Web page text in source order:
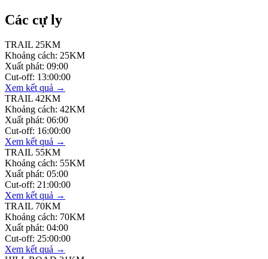
Các cự ly
TRAIL 25KM
Khoảng cách: 25KM
Xuất phát: 09:00
Cut-off: 13:00:00
Xem kết quả →
TRAIL 42KM
Khoảng cách: 42KM
Xuất phát: 06:00
Cut-off: 16:00:00
Xem kết quả →
TRAIL 55KM
Khoảng cách: 55KM
Xuất phát: 05:00
Cut-off: 21:00:00
Xem kết quả →
TRAIL 70KM
Khoảng cách: 70KM
Xuất phát: 04:00
Cut-off: 25:00:00
Xem kết quả →